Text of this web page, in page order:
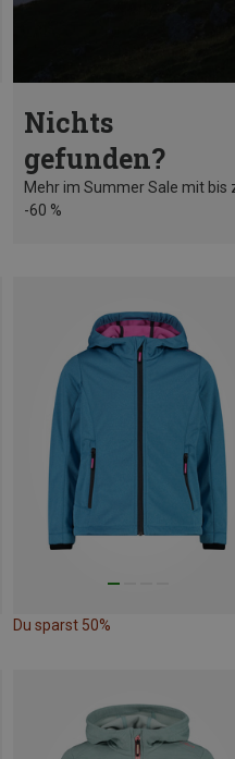
Nichts
gefunden?
Mehr im Summer Sale mit bis
-60 %
Du sparst 50%